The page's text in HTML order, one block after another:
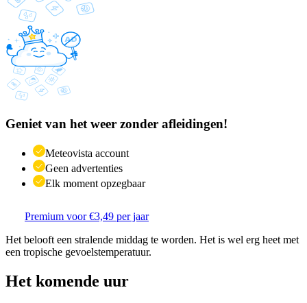
Geniet van het weer zonder afleidingen!
Meteovista account
Geen advertenties
Elk moment opzegbaar
Premium voor €3,49 per jaar
Het belooft een stralende middag te worden. Het is wel erg heet met
een tropische gevoelstemperatuur.
Het komende uur